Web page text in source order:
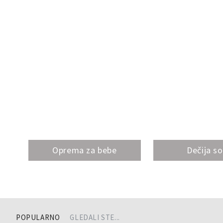
Oprema za bebe Dečija
POPULARNO GLEDALI STE...